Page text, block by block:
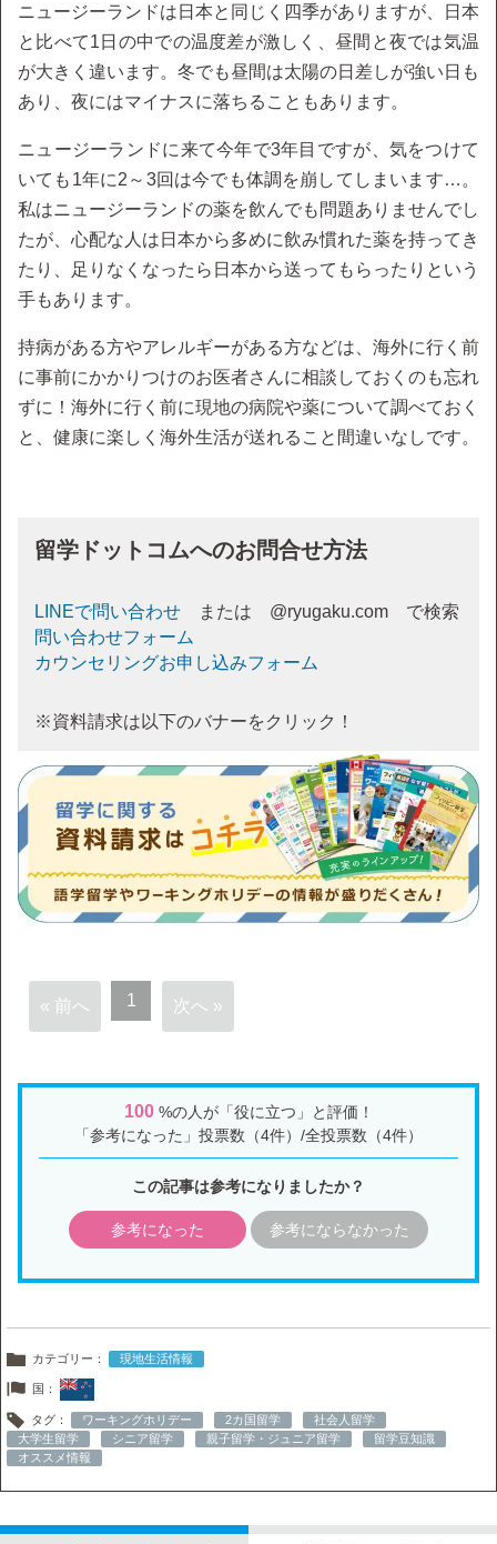
ニュージーランドは日本と同じく四季がありますが、日本
と比べて1日の中での温度差が激しく、昼間と夜では気温
が大きく違います。冬でも昼間は太陽の日差しが強い日も
あり、夜にはマイナスに落ちることもあります。
ニュージーランドに来て今年で3年目ですが、気をつけて
いても1年に2～3回は今でも体調を崩してしまいます…。
私はニュージーランドの薬を飲んでも問題ありませんでし
たが、心配な人は日本から多めに飲み慣れた薬を持ってき
たり、足りなくなったら日本から送ってもらったりという
手もあります。
持病がある方やアレルギーがある方などは、海外に行く前
に事前にかかりつけのお医者さんに相談しておくのも忘れ
ずに！海外に行く前に現地の病院や薬について調べておく
と、健康に楽しく海外生活が送れること間違いなしです。
留学ドットコムへのお問合せ方法
LINEで問い合わせ または @ryugaku.com で検索
問い合わせフォーム
カウンセリングお申し込みフォーム
※資料請求は以下のバナーをクリック！
« 前へ 1 次へ »
100%の人が「役に立つ」と評価！
「参考になった」投票数（4件）/全投票数（4件）
この記事は参考になりましたか？
参考になった 参考にならなかった
カテゴリー： 現地生活情報
国：
タグ： ワーキングホリデー 2カ国留学
社会人留学
大学生留学
シニア留学 親子留学・ジュニア留学
留学豆知識
オススメ情報